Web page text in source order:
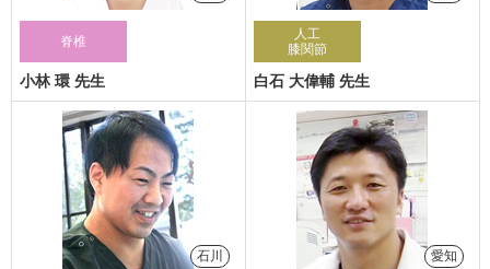
脊椎
小林 環 先生
人工
膝関節
白石 大偉輔 先生
石川 愛知